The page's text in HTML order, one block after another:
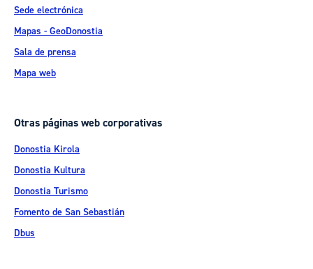
Sede electrónica
Mapas - GeoDonostia
Sala de prensa
Mapa web
Otras páginas web corporativas
Donostia Kirola
Donostia Kultura
Donostia Turismo
Fomento de San Sebastián
Dbus